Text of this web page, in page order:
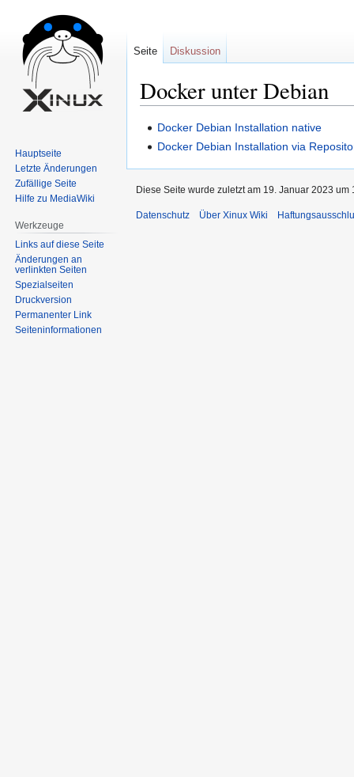
Docker unter Debian
Zur
Navigation
Zur
Suche
Docker Debian Installation native
Docker Debian Installation via
Seite Diskussion
Hauptseite
Letzte Änderungen
Zufällige Seite
Hilfe zu MediaWiki
Werkzeuge
Links auf diese Seite
Änderungen an
verlinkten Seiten
Spezialseiten
Druckversion
Permanenter Link
Seiten­informationen
Diese Seite wurde zuletzt am 19. Januar 2023 um
Datenschutz Über Xinux Wiki